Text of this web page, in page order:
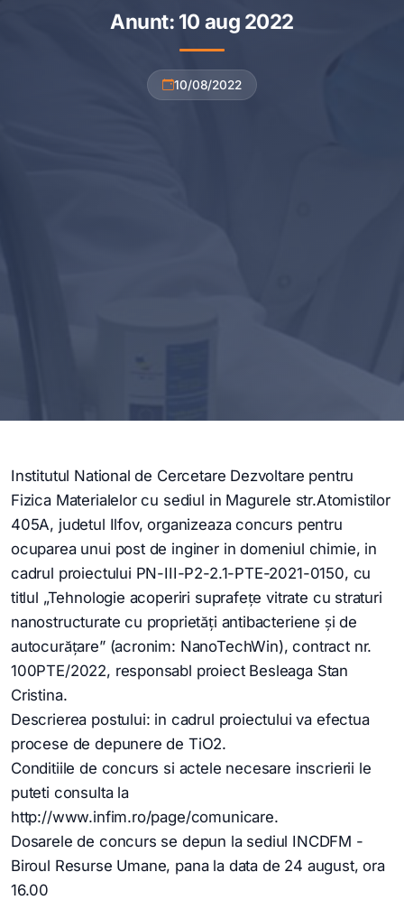
Anunt: 10 aug 2022
10/08/2022
Institutul National de Cercetare Dezvoltare pentru
Fizica Materialelor cu sediul in Magurele str.Atomistilor
405A, judetul Ilfov, organizeaza concurs pentru
ocuparea unui post de inginer in domeniul chimie, in
cadrul proiectului PN-III-P2-2.1-PTE-2021-0150, cu
titlul „Tehnologie acoperiri suprafețe vitrate cu straturi
nanostructurate cu proprietăţi antibacteriene şi de
autocurăţare” (acronim: NanoTechWin), contract nr.
100PTE/2022, responsabl proiect Besleaga Stan
Cristina.
Descrierea postului: in cadrul proiectului va efectua
procese de depunere de TiO2.
Conditiile de concurs si actele necesare inscrierii le
puteti consulta la
http://www.infim.ro/page/comunicare.
Dosarele de concurs se depun la sediul INCDFM -
Biroul Resurse Umane, pana la data de 24 august, ora
16.00